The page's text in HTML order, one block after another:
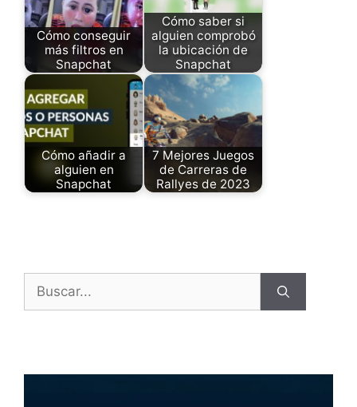
Cómo conseguir
más filtros en
Snapchat
Cómo saber si
alguien comprobó
la ubicación de
Snapchat
Cómo añadir a
alguien en
Snapchat
7 Mejores Juegos
de Carreras de
Rallyes de 2023
Buscar: